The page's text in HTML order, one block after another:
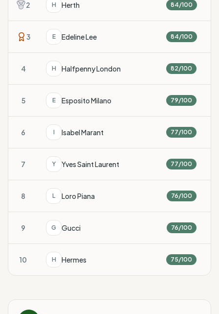
2 H Herth 84/100
3 E Edeline Lee 84/100
4 H Halfpenny London 82/100
5 E Esposito Milano 79/100
6 I Isabel Marant 77/100
7 Y Yves Saint Laurent 77/100
8 L Loro Piana 76/100
9 G Gucci 76/100
10 H Hermes 75/100